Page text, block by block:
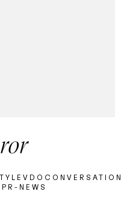
VDO CONVERSATION
PR-NEWS